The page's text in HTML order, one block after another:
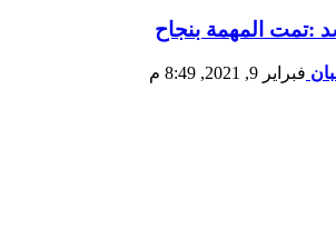
:تمت المهمة بنجاح
فبراير 9, 2021, 8:49 م